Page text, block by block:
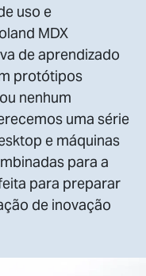
uso e
MDX
de aprendizado
protótipos
nenhum
uma série
e máquinas
para a
para preparar
de inovação